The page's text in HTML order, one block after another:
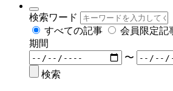
検索ワード
すべての記事
会員限定記
期間
〜
検索